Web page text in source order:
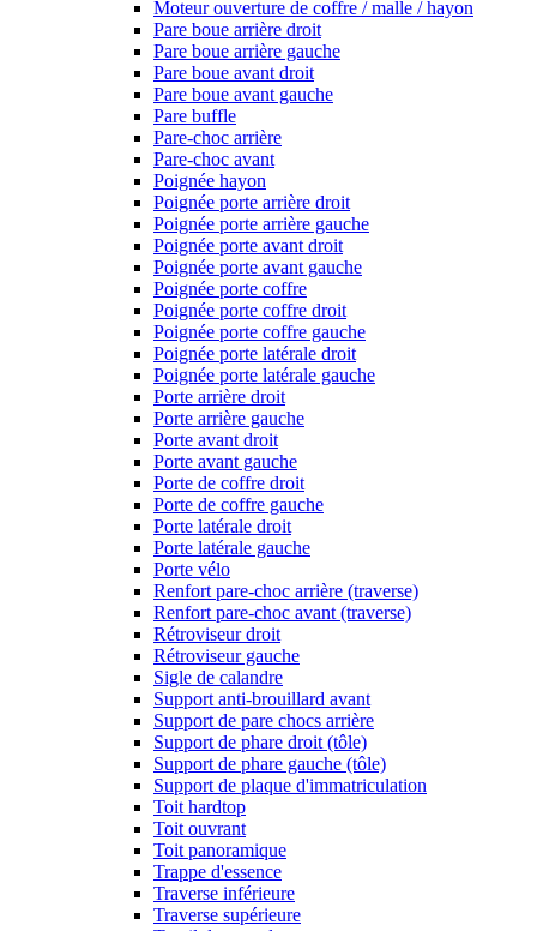
Moteur ouverture de coffre / malle / hayon
Pare boue arrière droit
Pare boue arrière gauche
Pare boue avant droit
Pare boue avant gauche
Pare buffle
Pare-choc arrière
Pare-choc avant
Poignée hayon
Poignée porte arrière droit
Poignée porte arrière gauche
Poignée porte avant droit
Poignée porte avant gauche
Poignée porte coffre
Poignée porte coffre droit
Poignée porte coffre gauche
Poignée porte latérale droit
Poignée porte latérale gauche
Porte arrière droit
Porte arrière gauche
Porte avant droit
Porte avant gauche
Porte de coffre droit
Porte de coffre gauche
Porte latérale droit
Porte latérale gauche
Porte vélo
Renfort pare-choc arrière (traverse)
Renfort pare-choc avant (traverse)
Rétroviseur droit
Rétroviseur gauche
Sigle de calandre
Support anti-brouillard avant
Support de pare chocs arrière
Support de phare droit (tôle)
Support de phare gauche (tôle)
Support de plaque d'immatriculation
Toit hardtop
Toit ouvrant
Toit panoramique
Trappe d'essence
Traverse inférieure
Traverse supérieure